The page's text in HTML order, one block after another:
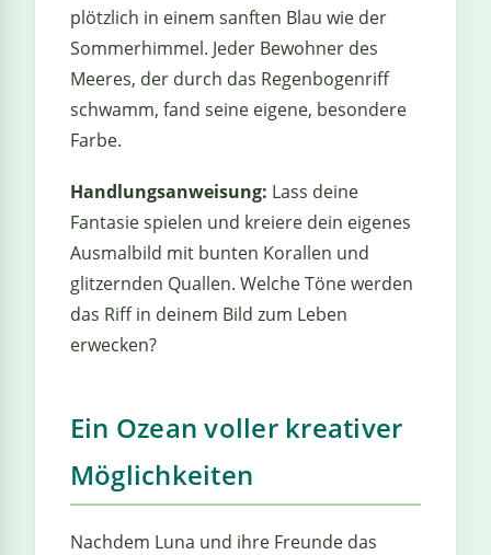
plötzlich in einem sanften Blau wie der
Sommerhimmel. Jeder Bewohner des
Meeres, der durch das Regenbogenriff
schwamm, fand seine eigene, besondere
Farbe.
Handlungsanweisung: Lass deine
Fantasie spielen und kreiere dein eigenes
Ausmalbild mit bunten Korallen und
glitzernden Quallen. Welche Töne werden
das Riff in deinem Bild zum Leben
erwecken?
Ein Ozean voller kreativer
Möglichkeiten
Nachdem Luna und ihre Freunde das